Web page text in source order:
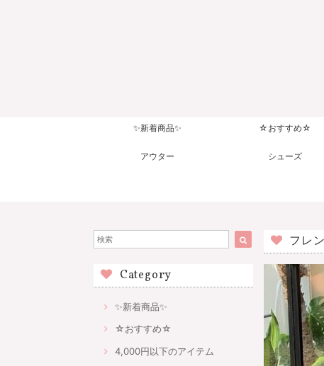
✨新着商品✨ ☆おすすめ☆
アウター シューズ
Category
✨新着商品✨
☆おすすめ☆
4,000円以下のアイテム
フレ